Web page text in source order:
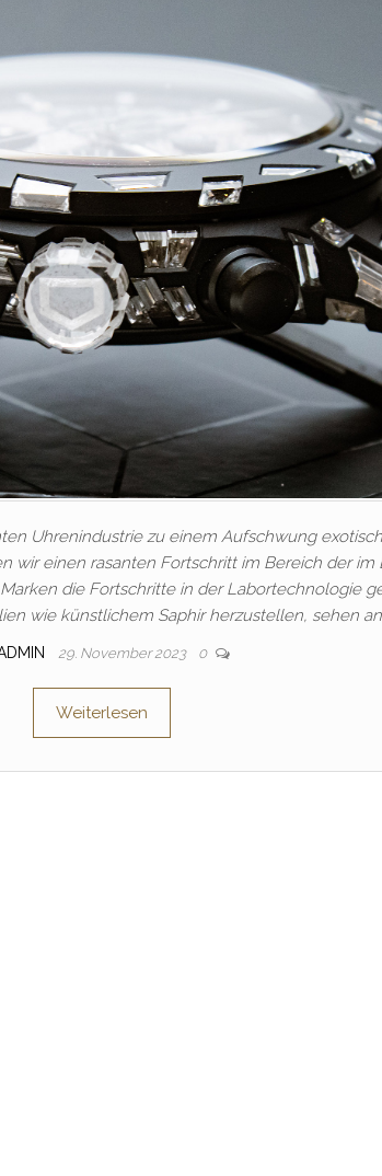
Uhrenindustrie zu einem Aufschwung
wir einen rasanten Fortschritt im Bereich der
die Fortschritte in der Labortechnologie
wie künstlichem Saphir herzustellen, sehen
29. November 2023 0
Weiterlesen